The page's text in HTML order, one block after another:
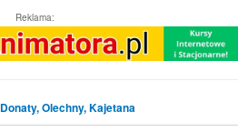
Reklama:
Donaty, Olechny, Kajetana